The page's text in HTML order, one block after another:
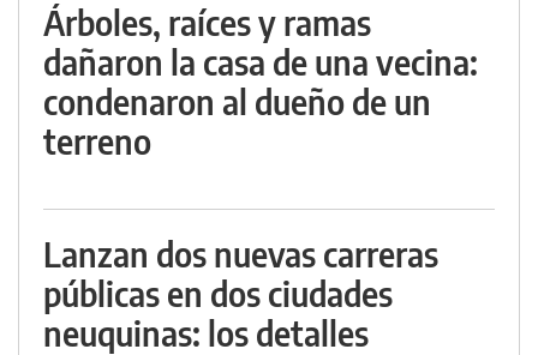
Árboles, raíces y ramas
dañaron la casa de una vecina:
condenaron al dueño de un
terreno
Lanzan dos nuevas carreras
públicas en dos ciudades
neuquinas: los detalles